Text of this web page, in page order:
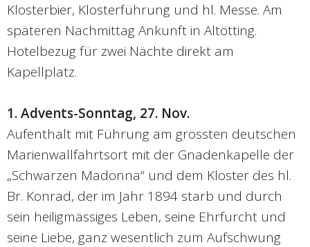
Klosterbier, Klosterführung und hl. Messe. Am
späteren Nachmittag Ankunft in Altötting.
Hotelbezug für zwei Nächte direkt am
Kapellplatz.
1. Advents-Sonntag, 27. Nov.
Aufenthalt mit Führung am grössten deutschen
Marienwallfahrtsort mit der Gnadenkapelle der
„Schwarzen Madonna“ und dem Kloster des hl.
Br. Konrad, der im Jahr 1894 starb und durch
sein heiligmässiges Leben, seine Ehrfurcht und
seine Liebe, ganz wesentlich zum Aufschwung